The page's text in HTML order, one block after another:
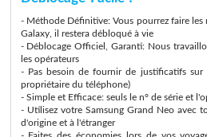
- Méthode Définitive: Vous pourrez faire
Galaxy, il restera débloqué à vie
- Déblocage Officiel, Garanti: Nous
les opérateurs
- Pas besoin de fournir de justificatifs sur
propriétaire du téléphone)
- Simple et Efficace: seuls le n° de série et
- Utilisez votre Samsung Grand Neo avec
d'origine et à l'étranger